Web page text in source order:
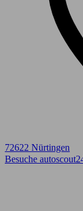
72622 Nürtingen
Besuche